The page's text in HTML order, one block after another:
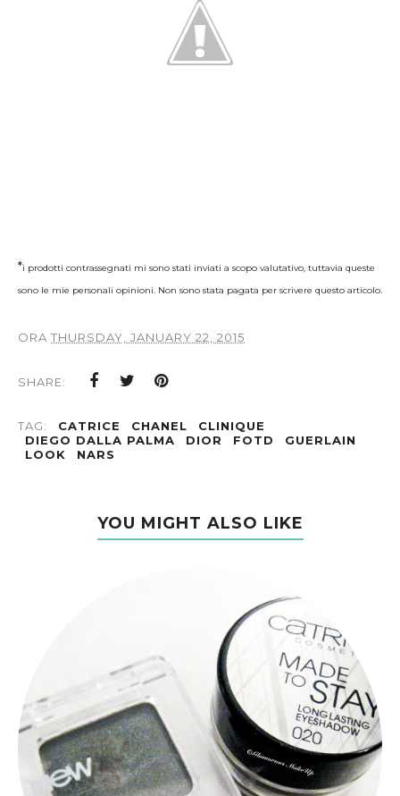
*i prodotti contrassegnati mi sono stati inviati a scopo valutativo, tuttavia queste
sono le mie personali opinioni. Non sono stata pagata per scrivere questo articolo.
ORA THURSDAY, JANUARY 22, 2015
SHARE:
TAG: CATRICE CHANEL
CLINIQUE
DIEGO DALLA PALMA
DIOR FOTD
GUERLAIN
LOOK
NARS
YOU MIGHT ALSO LIKE